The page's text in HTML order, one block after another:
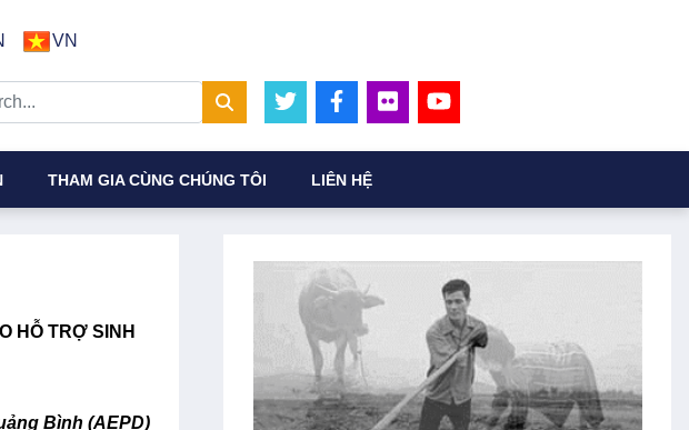
VN
THAM GIA CÙNG CHÚNG TÔI LIÊN HỆ
HỖ TRỢ SINH
Bình (AEPD)